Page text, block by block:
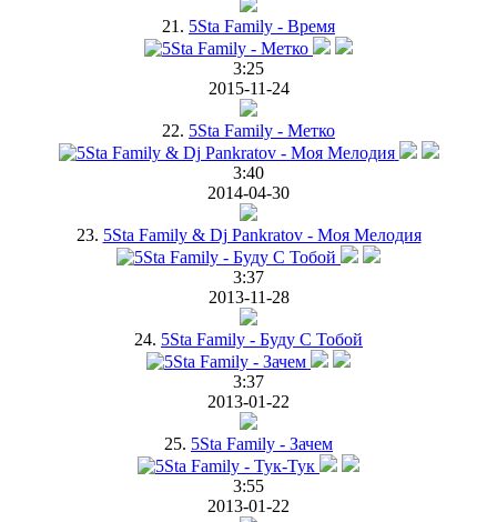
21. 5Sta Family - Время
3:25
2015-11-24
22. 5Sta Family - Метко
3:40
2014-04-30
23. 5Sta Family & Dj Pankratov - Моя Мелодия
3:37
2013-11-28
24. 5Sta Family - Буду С Тобой
3:37
2013-01-22
25. 5Sta Family - Зачем
3:55
2013-01-22